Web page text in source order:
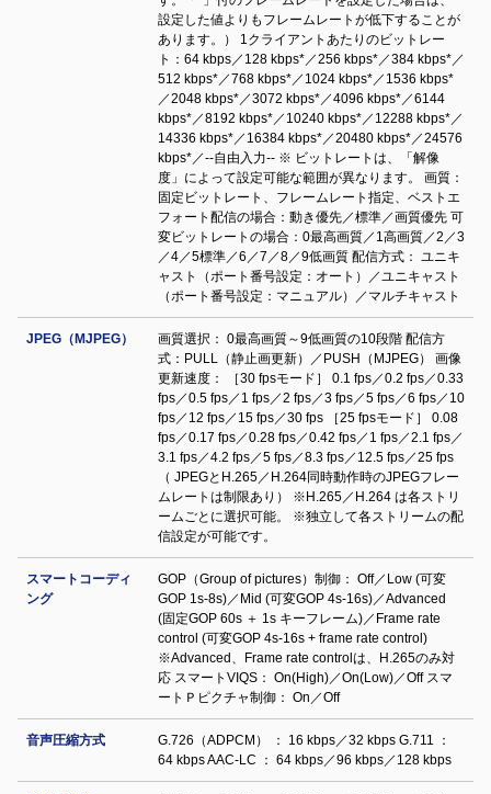
設定した値よりもフレームレートが低下することが
あります。） 1クライアントあたりのビットレー
ト：64 kbps／128 kbps*／256 kbps*／384 kbps*／
512 kbps*／768 kbps*／1024 kbps*／1536 kbps*
／2048 kbps*／3072 kbps*／4096 kbps*／6144
kbps*／8192 kbps*／10240 kbps*／12288 kbps*／
14336 kbps*／16384 kbps*／20480 kbps*／24576
kbps*／--自由入力-- ※ ビットレートは、「解像
度」によって設定可能な範囲が異なります。 画質：
固定ビットレート、フレームレート指定、ベストエ
フォート配信の場合：動き優先／標準／画質優先 可
変ビットレートの場合：0最高画質／1高画質／2／3
／4／5標準／6／7／8／9低画質 配信方式： ユニキ
ャスト（ポート番号設定：オート）／ユニキャスト
（ポート番号設定：マニュアル）／マルチキャスト
JPEG（MJPEG）
画質選択： 0最高画質～9低画質の10段階 配信方
式：PULL（静止画更新）／PUSH（MJPEG） 画像
更新速度： ［30 fpsモード］ 0.1 fps／0.2 fps／0.33
fps／0.5 fps／1 fps／2 fps／3 fps／5 fps／6 fps／10
fps／12 fps／15 fps／30 fps ［25 fpsモード］ 0.08
fps／0.17 fps／0.28 fps／0.42 fps／1 fps／2.1 fps／
3.1 fps／4.2 fps／5 fps／8.3 fps／12.5 fps／25 fps
（ JPEGとH.265／H.264同時動作時のJPEGフレー
ムレートは制限あり） ※H.265／H.264 は各ストリ
ームごとに選択可能。 ※独立して各ストリームの配
信設定が可能です。
スマートコーディ
ング
GOP（Group of pictures）制御： Off／Low (可変
GOP 1s-8s)／Mid (可変GOP 4s-16s)／Advanced
(固定GOP 60s ＋ 1s キーフレーム)／Frame rate
control (可変GOP 4s-16s + frame rate control)
※Advanced、Frame rate controlは、H.265のみ対
応 スマートVIQS： On(High)／On(Low)／Off スマ
ートＰピクチャ制御： On／Off
音声圧縮方式
G.726（ADPCM） ： 16 kbps／32 kbps G.711 ：
64 kbps AAC-LC ： 64 kbps／96 kbps／128 kbps